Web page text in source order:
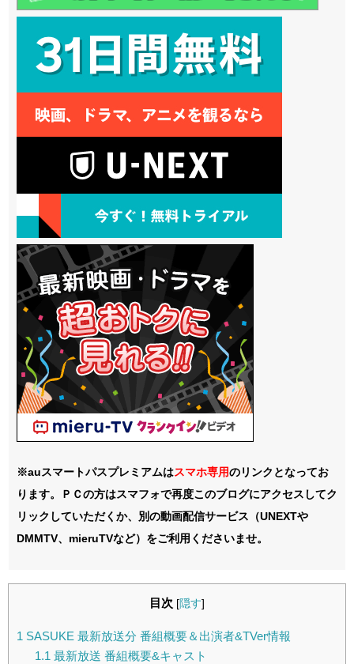
※auスマートパスプレミアムはスマホ専用のリンクとなってお
ります。ＰＣの方はスマフォで再度このブログにアクセスしてク
リックしていただくか、別の動画配信サービス（UNEXTや
DMMTV、mieruTVなど）をご利用くださいませ。
目次 [隠す]
1 SASUKE 最新放送分 番組概要＆出演者&TVer情報
1.1 最新放送 番組概要&キャスト